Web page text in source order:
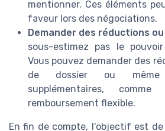
mentionner. Ces éléments
faveur lors des négociations.
Demander des réductions
sous-estimez pas le
Vous pouvez demander des
de dossier ou même
supplémentaires,
remboursement flexible.
En fin de compte, l'objectif est